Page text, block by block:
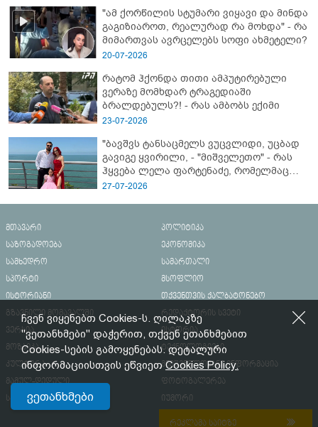
"ამ ქორწილის სტუმარი ვიყავი და მინდა
გაგიზიაროთ, რეალურად რა მოხდა" - რა
მიმართვას ავრცელებს სოფი ახმეტელი?
20-07-2026
რატომ ჰქონდა თითი ამპუტირებული
ვერაზე მომხდარ ტრაგედიაში
ბრალდებულს?! - რას ამბობს ექიმი
23-07-2026
"ბავშვს ტანსაცმელს ვუცვლიდი, უცბად
გავიგე ყვირილი, - "მიშველეთო" - რას
ჰყვება ლელა ფარტენაძე, რომელმაც
ბათუმში 16 წლის ბიჭი ზღვაში
27-07-2026
მთავარი
პოლიტიკა
საზოგადოება
ეკონომიკა
სამხედრო
სამართალი
სპორტი
მსოფლიო
ისტორიანი
თქვენთვის ქალბატონებო
გზავნილი მომავალში
რედაქტორის სვეტი
ვერსია
ისტორია
მოზაიკა
ტექნოლოგიები
კულტურა
მნიშვნელოვანი ინფორმაცია
მამულ-დედული
ფოტოგალერეა
სპეცპროექტი
იუმორი
რეკლამა საიტზე
ჩვენ ვიყენებთ Cookies-ს. ღილაკზე
"ვეთანხმები" დაჭერით, თქვენ ეთანხმებით
Cookies-სების გამოყენებას. დეტალური
ინფორმაციისთვის ეწვიეთCookies Policy.
ვეთანხმები